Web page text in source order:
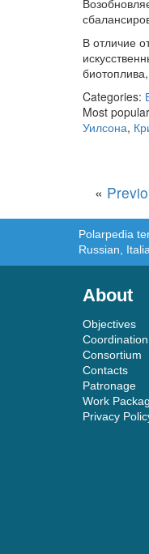
В отличие
и
Categories:
Most
Уилсона,
«
Polarpedia
Russian,
About
Objectives
Coordination
Consortium
Contacts
Patronage
Work
Privacy